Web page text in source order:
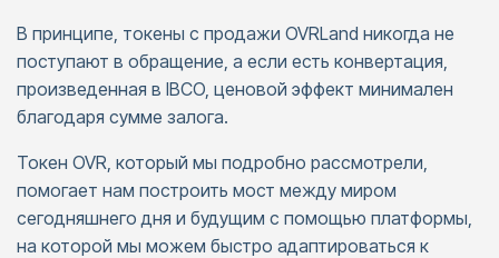
В принципе, токены с продажи OVRLand никогда не
поступают в обращение, а если есть конвертация,
произведенная в IBCO, ценовой эффект минимален
благодаря сумме залога.
Токен OVR, который мы подробно рассмотрели,
помогает нам построить мост между миром
сегодняшнего дня и будущим с помощью платформы,
на которой мы можем быстро адаптироваться к